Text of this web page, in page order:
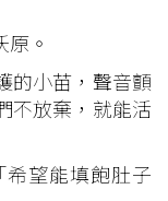
。
小苗，聲音顫
不放棄，就能活
望能填飽肚子